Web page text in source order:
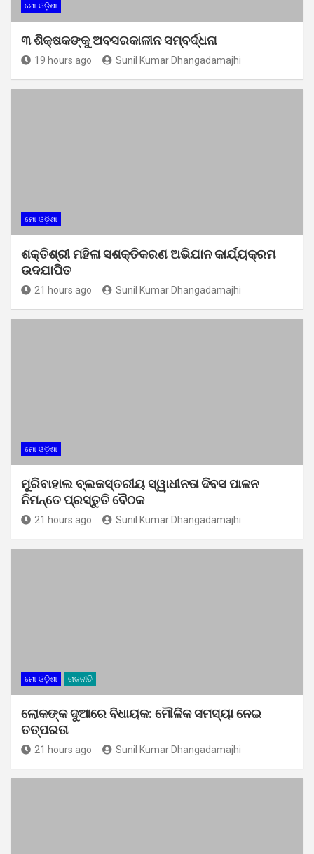
ମୋ ଓଡ଼ିଶା
୩ ଶିକ୍ଷକଙ୍କୁ ଅବସରକାଳୀନ ସମ୍ବର୍ଦ୍ଧନା
19 hours ago Sunil Kumar Dhangadamajhi
ମୋ ଓଡ଼ିଶା
ଶକ୍ତିଶ୍ରୀ ମହିଳା ସଶକ୍ତିକରଣ ଅଭିଯାନ କାର୍ଯ୍ୟକ୍ରମ
ଉଦଯାପିତ
21 hours ago Sunil Kumar Dhangadamajhi
ମୋ ଓଡ଼ିଶା
ମୁରିବାହାଲ ବ୍ଲକସ୍ତରୀୟ ସ୍ୱାଧୀନତା ଦିବସ ପାଳନ
ନିମନ୍ତେ ପ୍ରସ୍ତୁତି ବୈଠକ
21 hours ago Sunil Kumar Dhangadamajhi
ମୋ ଓଡ଼ିଶା ରାଜନୀତି
ଲୋକଙ୍କ ଦୁଆରେ ବିଧାୟକ: ମୌଳିକ ସମସ୍ୟା ନେଇ
ତତ୍ପରତା
21 hours ago Sunil Kumar Dhangadamajhi